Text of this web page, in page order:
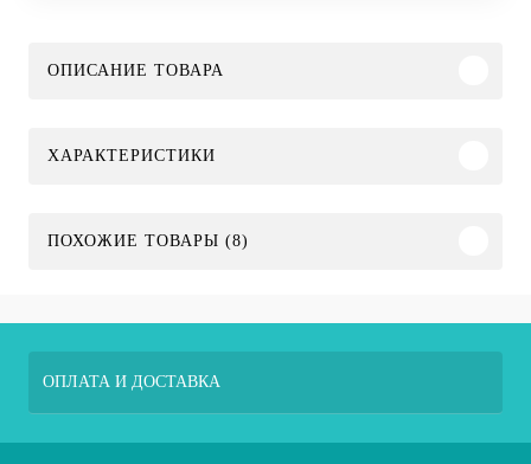
ОПИСАНИЕ ТОВАРА
ХАРАКТЕРИСТИКИ
ПОХОЖИЕ ТОВАРЫ (8)
ОПЛАТА И ДОСТАВКА